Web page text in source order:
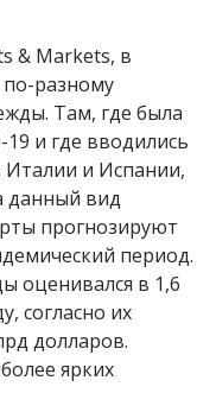
& Markets, в
разному
Там, где была
19 и где вводились
и Испании,
данный вид
прогнозируют
период.
оценивался в 1,6
согласно их
долларов.
ярких